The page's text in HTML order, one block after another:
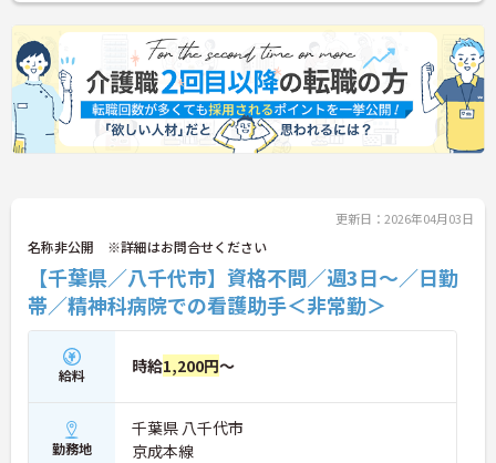
更新日：2026年04月03日
名称非公開 ※詳細はお問合せください
【千葉県／八千代市】資格不問／週3日～／日勤
帯／精神科病院での看護助手＜非常勤＞
給料 時給1,200円～
勤務地
千葉県 八千代市
京成本線